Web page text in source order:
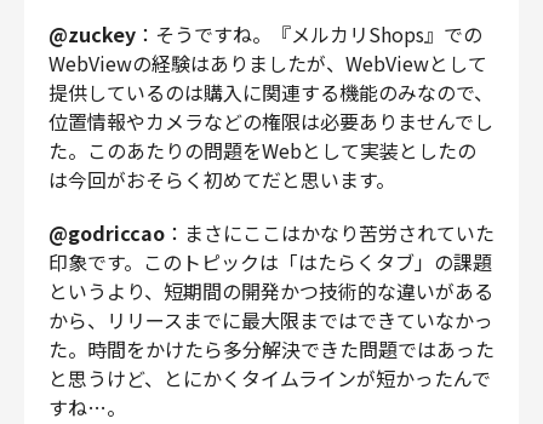
@zuckey ：そうですね。『メルカリShops』での
WebViewの経験はありましたが、WebViewとして
提供しているのは購入に関連する機能のみなので、
位置情報やカメラなどの権限は必要ありませんでし
た。このあたりの問題をWebとして実装としたの
は今回がおそらく初めてだと思います。
@godriccao ：まさにここはかなり苦労されていた
印象です。このトピックは「はたらくタブ」の課題
というより、短期間の開発かつ技術的な違いがある
から、リリースまでに最大限まではできていなかっ
た。時間をかけたら多分解決できた問題ではあった
と思うけど、とにかくタイムラインが短かったんで
すね…。